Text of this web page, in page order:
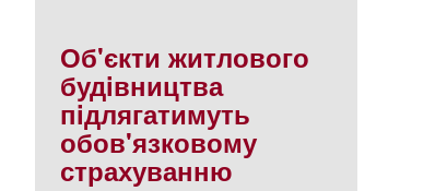
Об'єкти житлового
будiвництва
пiдлягатимуть
обов'язковому
страхуванню